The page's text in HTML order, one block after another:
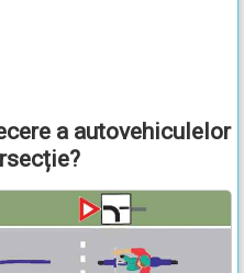
a autovehiculelor